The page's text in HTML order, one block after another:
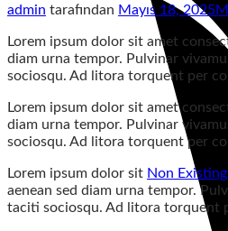
admin tarafından Mayıs 18, 2025
Lorem ipsum dolor sit amet
diam urna tempor. Pulvinar
sociosqu. Ad litora torquent per
Lorem ipsum dolor sit amet
diam urna tempor. Pulvinar
sociosqu. Ad litora torquent per
Lorem ipsum dolor sit Non Existing
aenean sed diam urna tempor.
taciti sociosqu. Ad litora torquent